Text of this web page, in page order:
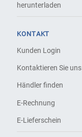
herunterladen
KONTAKT
Kunden Login
Kontaktieren Sie uns
Händler finden
E-Rechnung
E-Lieferschein